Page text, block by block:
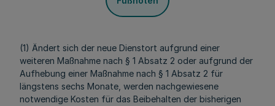
(1) Ändert sich der neue Dienstort aufgrund einer
weiteren Maßnahme nach § 1 Absatz 2 oder aufgrund der
Aufhebung einer Maßnahme nach § 1 Absatz 2 für
längstens sechs Monate, werden nachgewiesene
notwendige Kosten für das Beibehalten der bisherigen